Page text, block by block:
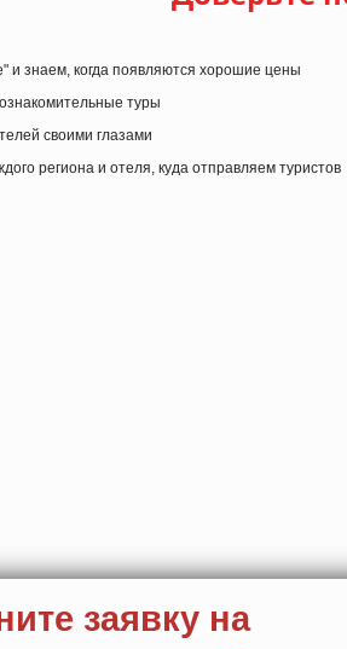
и знаем, когда появляются хорошие цены
туры
своими глазами
региона и отеля, куда отправляем туристов